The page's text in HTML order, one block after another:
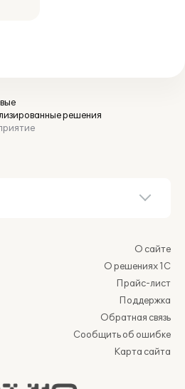
решения
О сайте
О решениях 1С
Прайс-лист
Поддержка
Обратная связь
Сообщить об ошибке
Карта сайта